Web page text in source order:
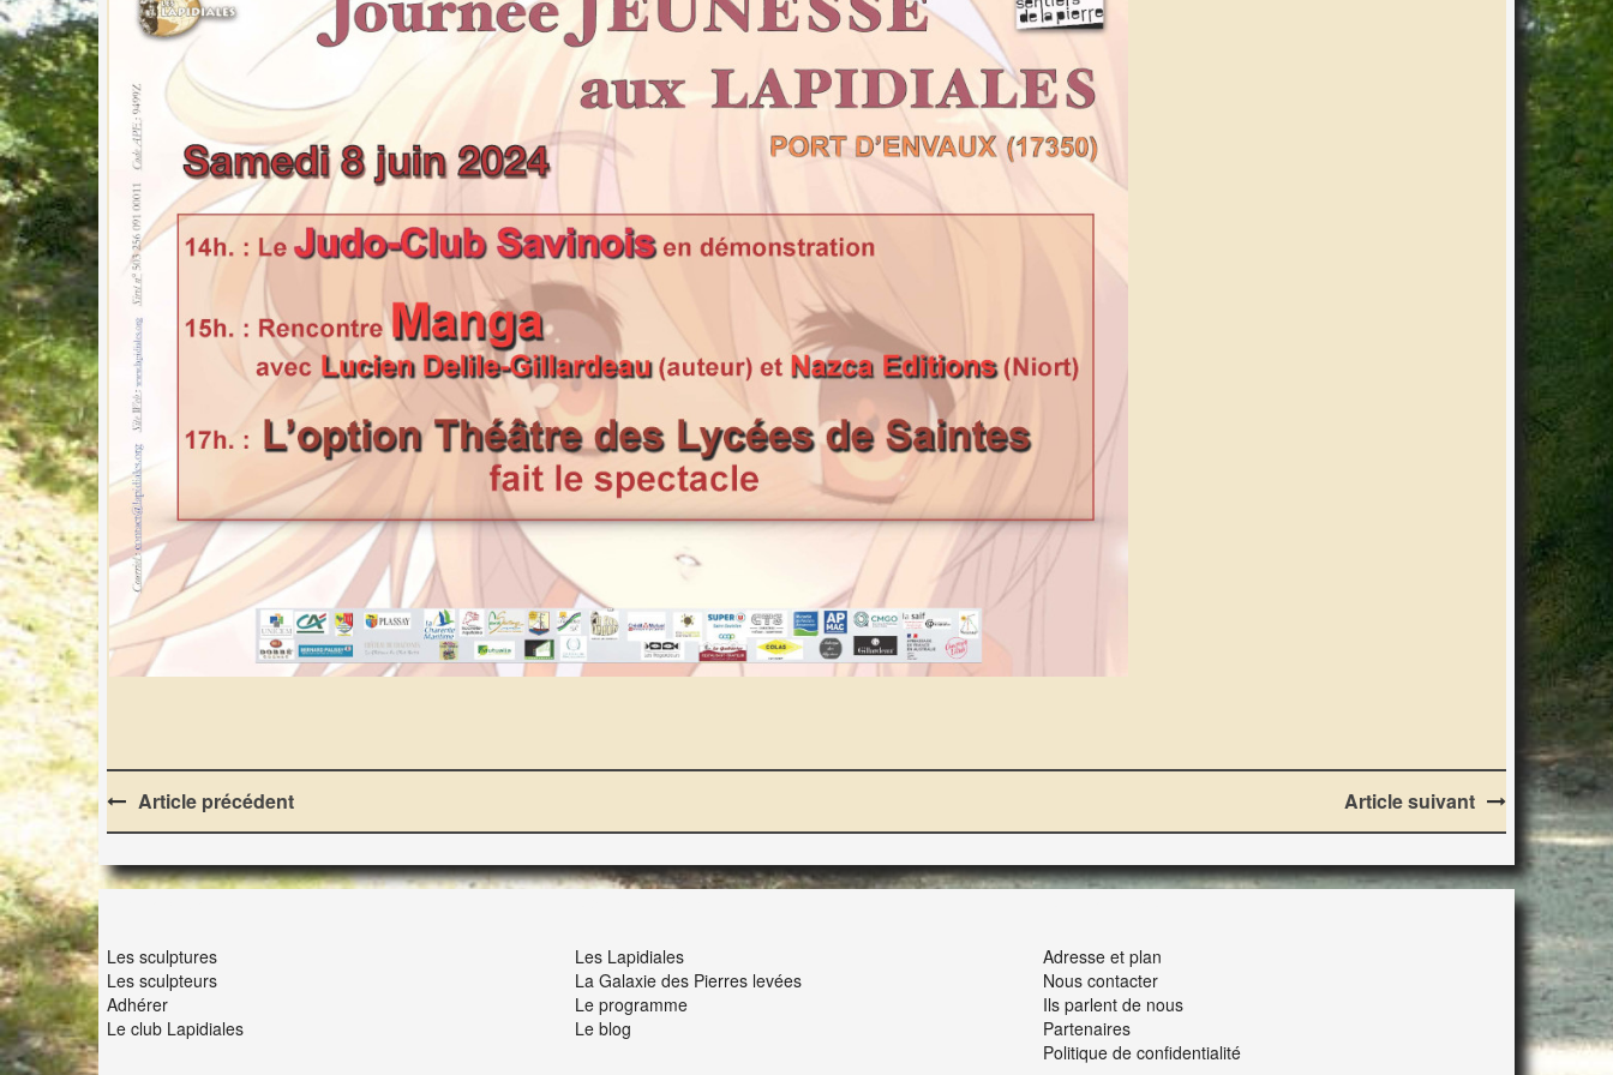
Post
navigation
Article précédent Article suivant
Les sculptures
Les sculpteurs
Adhérer
Le club Lapidiales
Les Lapidiales
La Galaxie des Pierres levées
Le programme
Le blog
Adresse et plan
Nous contacter
Ils parlent de nous
Partenaires
Politique de confidentialité